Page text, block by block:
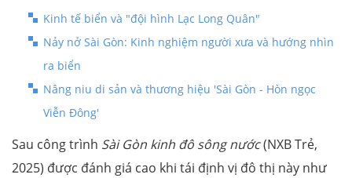
Kinh tế biển và "đội hình Lạc Long Quân"
Nảy nở Sài Gòn: Kinh nghiệm người xưa và hướng nhìn
ra biển
Nâng niu di sản và thương hiệu 'Sài Gòn - Hòn ngọc
Viễn Đông'
Sau công trình Sài Gòn kinh đô sông nước(NXB Trẻ,
2025) được đánh giá cao khi tái định vị đô thị này như